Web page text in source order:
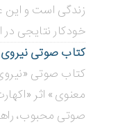
زندگی است و این
خودکار نتایجی در
کتاب صوتی نیروی
کتاب صوتی
معنوی» اثر
صوتی محبوب،